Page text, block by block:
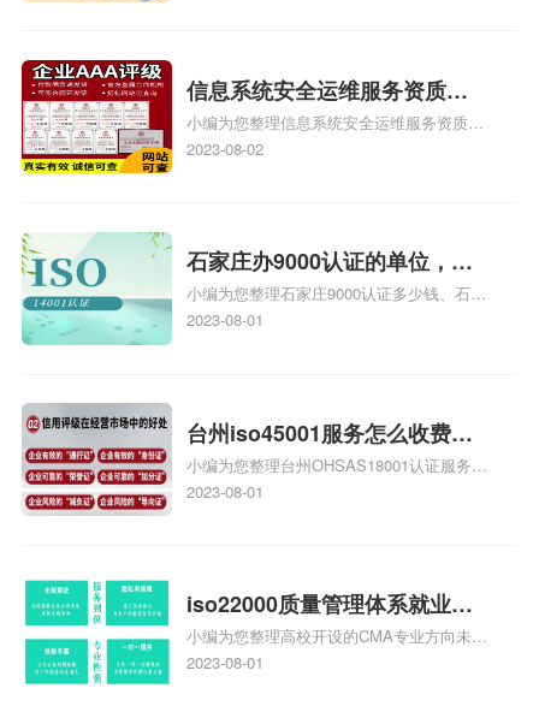
信息系统安全运维服务资质二
级费用，信息系统安全运维服
务资质二级
小编为您整理信息系统安全运维服务资质认
证证书机构有哪些、安全运维服务资质的费
体系认证知识，详情可查看下方正文！
2023-08-02
石家庄办9000认证的单位，石
家庄9000认证的公司
小编为您整理石家庄9000认证多少钱、石家
庄9000认证价格多少钱、石家庄9000认证
2023-08-01
台州iso45001服务怎么收费，
台州iso45001认证服务怎么收
费
小编为您整理台州OHSAS18001认证服务中
心哪家收费便宜、台州ISO9000认证，哪个
标准是什么相关iso体系认证知识，详情可
查看下方正文！
2023-08-01
iso22000质量管理体系就业方
向，质量管理与认证就业方向
小编为您整理高校开设的CMA专业方向未来
就业前景及就业方向如何、cma就业方向有
2023-08-01